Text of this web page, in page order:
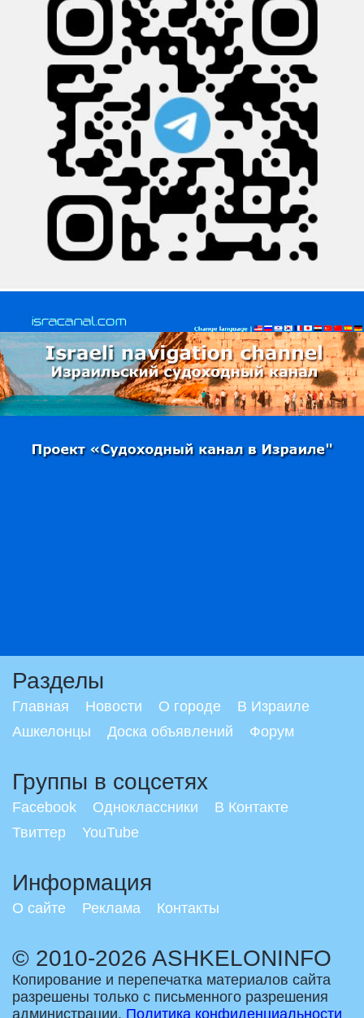
Разделы
Главная Новости О городе
В Израиле
Ашкелонцы
Доска объявлений Форум
Группы в соцсетях
Facebook Одноклассники
В Контакте
Твиттер
YouTube
Информация
О сайте Реклама Контакты
© 2010-2026 ASHKELONINFO
Копирование и перепечатка материалов сайта
разрешены только с письменного разрешения
администрации. Политика конфиденциальности